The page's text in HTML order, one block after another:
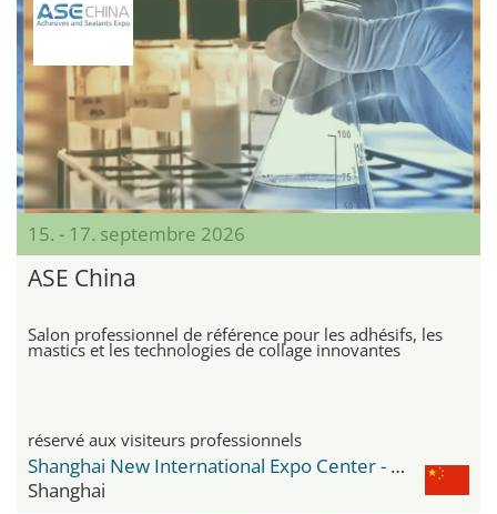
15. - 17. septembre 2026
ASE China
Salon professionnel de référence pour les adhésifs, les
mastics et les technologies de collage innovantes
réservé aux visiteurs professionnels
Shanghai New International Expo Center - SNIEC
Shanghai